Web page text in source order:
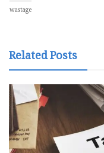
wastage
Related Posts